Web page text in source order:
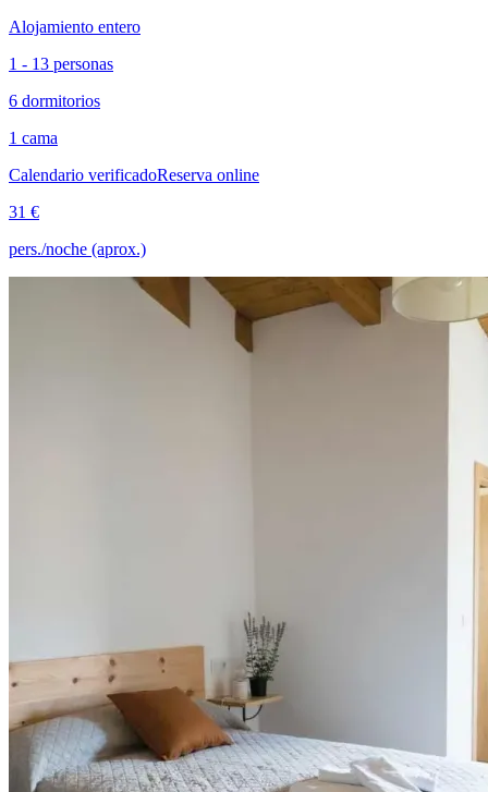
Alojamiento entero
1 - 13 personas
6 dormitorios
1 cama
Calendario verificadoReserva online
31 €
pers./noche (aprox.)